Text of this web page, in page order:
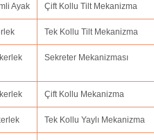
Ayak Çift Kollu Tilt Mekanizma
Tek Kollu Tilt Mekanizma
Sekreter Mekanizması
Çift Kollu Mekanizma
Tek Kollu Yaylı Mekanizma